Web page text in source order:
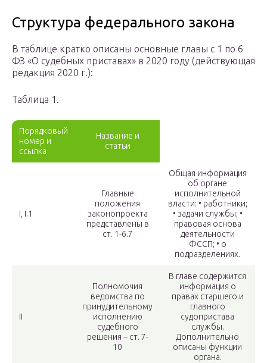
Структура федерального закона
В таблице кратко описаны основные главы с 1 по 6
ФЗ «О судебных приставах» в 2020 году (действующая
редакция 2020 г.):
Таблица 1.
Порядковый
номер и
ссылка
Название и
статьи
I, I.1
Главные
положения
законопроекта
представлены в
ст. 1-6.7
Общая информация
об органе
исполнительной
власти: • работники;
• задачи службы; •
правовая основа
деятельности
ФССП; • о
подразделениях.
II
Полномочия
ведомства по
принудительному
исполнению
судебного
решения – ст. 7-
10
В главе содержится
информация о
правах старшего и
главного
судопристава
службы.
Дополнительно
описаны функции
органа.